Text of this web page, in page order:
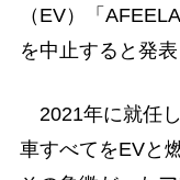
（EV）「
を中止すると発表
2021年に就任
車すべてをEVと